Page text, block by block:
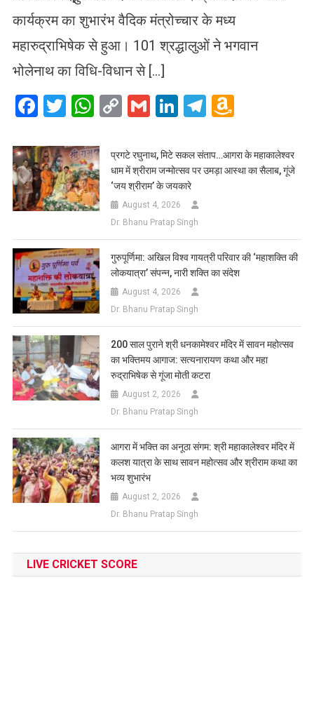
कार्यक्रम का शुभारंभ वैदिक मंत्रोच्चार के मध्य
महारुद्राभिषेक से हुआ। 101 श्रद्धालुओं ने भगवान
भोलेनाथ का विधि-विधान से […]
Facebook
Twitter
WhatsApp
CopyGmailLinkedIn
Telegram
List
प्रगटे रघुनाथ, मिटे सकल संताप…आगरा के महाकालेश्वर
धाम में श्रीराम जन्मोत्सव पर उमड़ा आस्था का सैलाब, गूंजे
‘जय श्रीराम’ के जयकारे
August 4, 2026
Dr. Bhanu Pratap Singh
गुरुपूर्णिमा: अखिल विश्व गायत्री परिवार की ‘महाशक्ति की
लोकयात्रा’ संपन्न, नारी शक्ति का संदेश
August 4, 2026
Dr. Bhanu Pratap Singh
200 साल पुराने श्री धनकामेश्वर मंदिर में सावन महोत्सव
का भक्तिमय आगाज: सत्यनारायण कथा और महा
रुद्राभिषेक से गूंजा मोती कटरा
August 2, 2026
Dr. Bhanu Pratap Singh
आगरा में भक्ति का अनूठा संगम: श्री महाकालेश्वर मंदिर में
कलश यात्रा के साथ सावन महोत्सव और श्रीराम कथा का
भव्य शुभारंभ
August 2, 2026
Dr. Bhanu Pratap Singh
LIVE CRICKET SCORE